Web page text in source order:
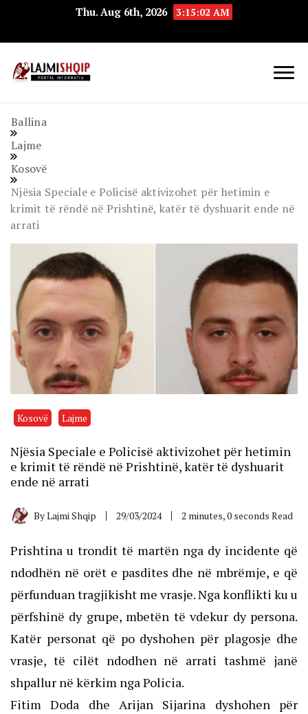
Thu. Aug 6th, 2026 3:15:02 AM
Ballina
Lajme
Kosovë
Njësia Speciale e Policisë aktivizohet për hetimin e
krimit të rëndë në Prishtinë, katër të dyshuarit ende në
arrati
Kosovë Lajme
Njësia Speciale e Policisë aktivizohet për hetimin
e krimit të rëndë në Prishtinë, katër të dyshuarit
ende në arrati
ByLajmi Shqip 29/03/2024 2 minutes, 0 seconds Read
Prishtina u trondit të martën nga dy incidente që
ndodhën në orët e pasdites dhe në mbrëmje, e që
përfunduan tragjikisht me vrasje. Nga konflikti ku u
përfshinë dy grupe, mbetën të vdekur dy persona.
Katër personat që po dyshohen për plagosje dhe
vrasje, të cilët ndodhen në arrati tashmë janë
shpallur në kërkim nga Policia.
Fitim Doda dhe Arijan Sijarina dyshohen për